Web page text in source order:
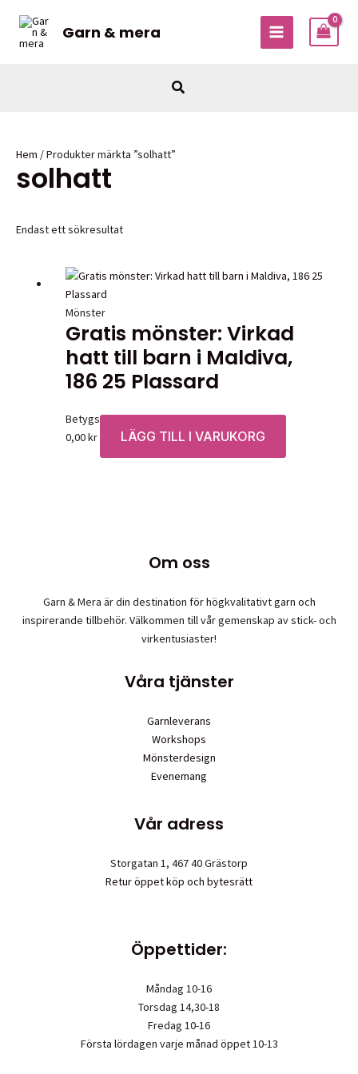
innehåll
Garn & mera
MAIN
Sök
Hem / Produkter märkta ”solhatt”
solhatt
Endast ett sökresultat
Mönster
Gratis mönster: Virkad
hatt till barn i Maldiva,
186 25 Plassard
Betygsatt0av 5
0,00kr LÄGG TILL I VARUKORG
Om oss
Garn & Mera är din destination för högkvalitativt garn och
inspirerande tillbehör. Välkommen till vår gemenskap av stick- och
virkentusiaster!
Våra tjänster
Garnleverans
Workshops
Mönsterdesign
Evenemang
Vår adress
Storgatan 1, 467 40 Grästorp
Retur öppet köp och bytesrätt
Öppettider:
Måndag 10-16
Torsdag 14,30-18
Fredag 10-16
Första lördagen varje månad öppet 10-13